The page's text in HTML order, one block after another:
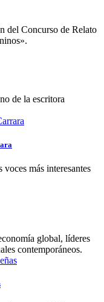
del Concurso de Relato
de la escritora
voces más interesantes
global, líderes
contemporáneos.